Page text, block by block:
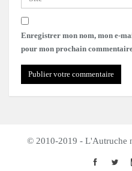
Enregistrer mon nom, mon e-
pour mon prochain
© 2010-2019 - L'Autruche